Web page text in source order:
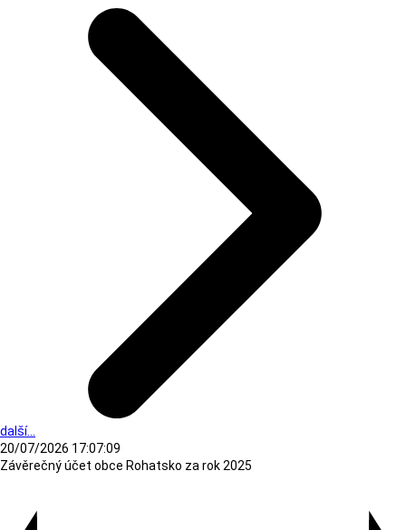
další...
20/07/2026 17:07:09
Závěrečný účet obce Rohatsko za rok 2025